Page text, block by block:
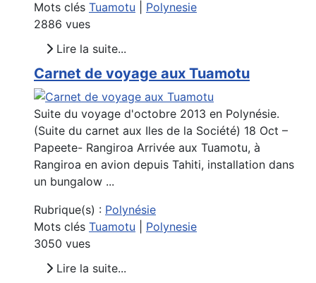
Mots clés Tuamotu
Polynesie
2886 vues
Lire la suite...
Carnet de voyage aux Tuamotu
Suite du voyage d'octobre 2013 en Polynésie.
(Suite du carnet aux Iles de la Société) 18 Oct –
Papeete- Rangiroa Arrivée aux Tuamotu, à
Rangiroa en avion depuis Tahiti, installation dans
un bungalow ...
Rubrique(s) : Polynésie
Mots clés Tuamotu
Polynesie
3050 vues
Lire la suite...